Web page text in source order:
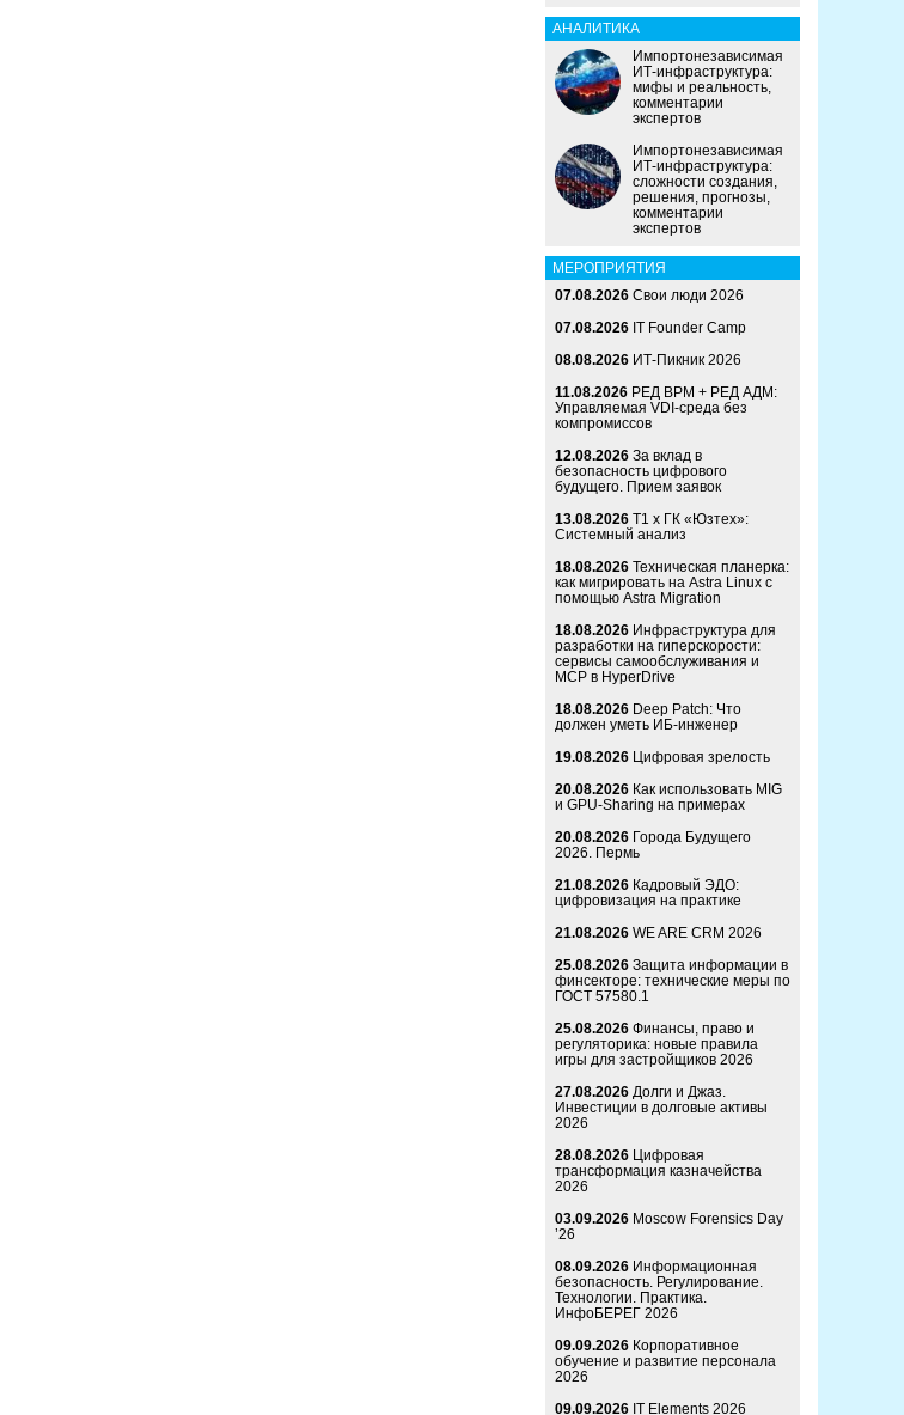
АНАЛИТИКА
Импортонезависимая
ИТ-инфраструктура:
мифы и реальность,
комментарии
экспертов
Импортонезависимая
ИТ-инфраструктура:
сложности создания,
решения, прогнозы,
комментарии
экспертов
МЕРОПРИЯТИЯ
07.08.2026 Свои люди 2026
07.08.2026 IT Founder Camp
08.08.2026 ИТ-Пикник 2026
11.08.2026 РЕД ВРМ + РЕД АДМ:
Управляемая VDI-среда без
компромиссов
12.08.2026 За вклад в
безопасность цифрового
будущего. Прием заявок
13.08.2026 Т1 x ГК «Юзтех»:
Системный анализ
18.08.2026 Техническая планерка:
как мигрировать на Astra Linux с
помощью Astra Migration
18.08.2026 Инфраструктура для
разработки на гиперскорости:
сервисы самообслуживания и
MCP в HyperDrive
18.08.2026 Deep Patch: Что
должен уметь ИБ-инженер
19.08.2026 Цифровая зрелость
20.08.2026 Как использовать MIG
и GPU-Sharing на примерах
20.08.2026 Города Будущего
2026. Пермь
21.08.2026 Кадровый ЭДО:
цифровизация на практике
21.08.2026 WE ARE CRM 2026
25.08.2026 Защита информации в
финсекторе: технические меры по
ГОСТ 57580.1
25.08.2026 Финансы, право и
регуляторика: новые правила
игры для застройщиков 2026
27.08.2026 Долги и Джаз.
Инвестиции в долговые активы
2026
28.08.2026 Цифровая
трансформация казначейства
2026
03.09.2026 Moscow Forensics Day
’26
08.09.2026 Информационная
безопасность. Регулирование.
Технологии. Практика.
ИнфоБЕРЕГ 2026
09.09.2026 Корпоративное
обучение и развитие персонала
2026
09.09.2026 IT Elements 2026